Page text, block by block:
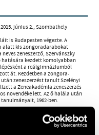
június 2., Szombathely
is Budapesten végezte. A
alatt kis zongoradarabokat
zeneszerző, Szervánszky
hatására kezdett komolyabban
a reálgimnáziumból
át. Kezdetben a zongora-
zeneszerzést tanult Szelényi
a Zeneakadémia zeneszerzés
növendéke lett. Az ő halála után
tanulmányait, 1962-ben.
november 4-e után Mise-
kezdett október 23-a emlékére,
1957 tavaszán tervezett